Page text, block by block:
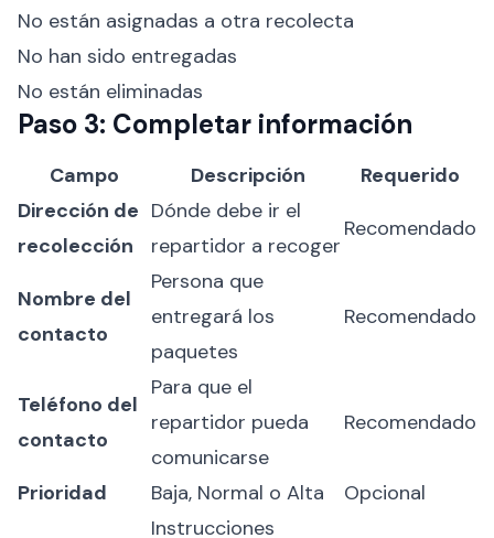
No están asignadas a otra recolecta
No han sido entregadas
No están eliminadas
Paso 3: Completar información
Campo Descripción
Requerido
Dirección de
recolección
Dónde debe ir el
repartidor a recoger
Recomendado
Nombre del
contacto
Persona que
entregará los
paquetes
Recomendado
Teléfono del
contacto
Para que el
repartidor pueda
comunicarse
Recomendado
Prioridad Baja, Normal o Alta
Opcional
Instrucciones